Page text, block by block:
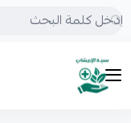
mrs.grasses